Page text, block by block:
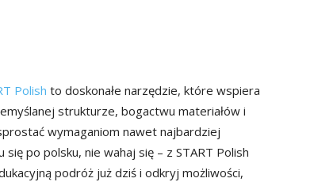
Polish to doskonałe narzędzie, które wspiera
strukturze, bogactwu materiałów i
wymaganiom nawet najbardziej
po polsku, nie wahaj się – z START Polish
podróż już dziś i odkryj możliwości,